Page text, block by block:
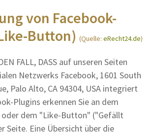
von Facebook-
Button) (Quelle: eRecht24.de)
FALL, DASS auf unseren Seiten
Netzwerks Facebook, 1601 South
Palo Alto, CA 94304, USA integriert
Plugins erkennen Sie an dem
oder dem "Like-Button" ("Gefällt
Seite. Eine Übersicht über die